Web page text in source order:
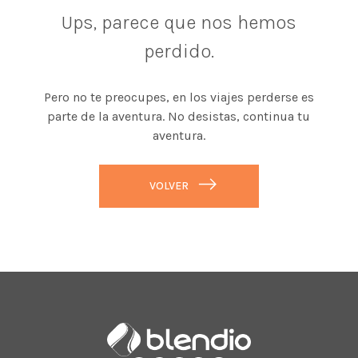
Ups, parece que nos hemos
perdido.
Pero no te preocupes, en los viajes perderse es
parte de la aventura. No desistas, continua tu
aventura.
VOLVER